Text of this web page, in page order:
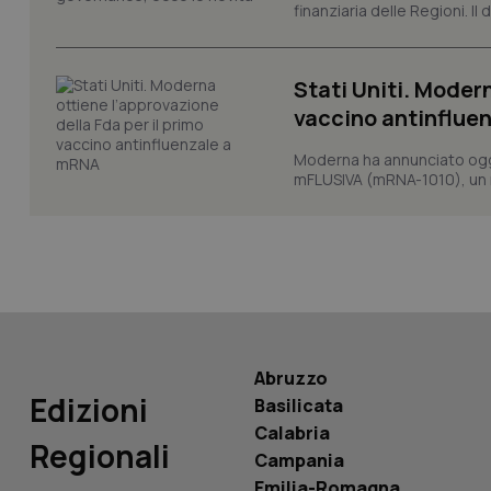
finanziaria delle Regioni. Il
Stati Uniti.
vaccino
Moderna ha annunciato
mFLUSIVA (mRNA-1010),
Edizioni
Regionali
Abruzzo
Basilicata
Calabria
Campania
PHPSESSID